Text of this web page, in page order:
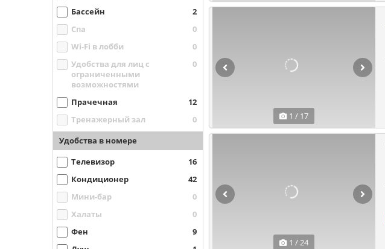
Бассейн
2
Спа
0
Wi-Fi в лобби
0
Удобства для лиц с
ограниченными
возможностями
0
Прачечная
12
Тренажерный зал
0
Удобства в номере
Телевизор
16
Кондиционер
42
Мини-бар
0
Халаты
0
Фен
9
1 / 17
1 / 24